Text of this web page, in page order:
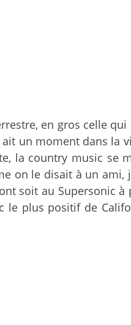
en gros celle qui
un moment dans la
la country music se
on le disait à un ami,
soit au Supersonic à
le plus positif de